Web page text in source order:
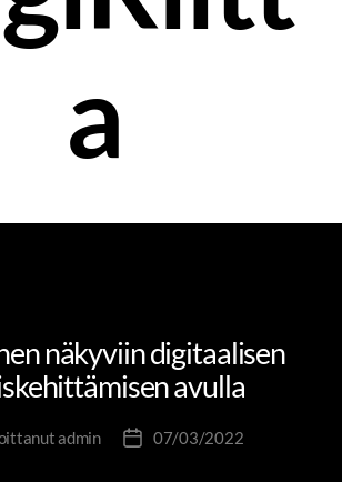
a
näkyviin digitaalisen
avulla
admin 07/03/2022